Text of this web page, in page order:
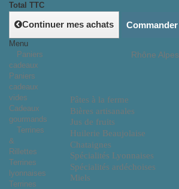
Total TTC
Continuer mes achats Commander
Rhône Alpes
Pâtes à la ferme
Bières artisanales
Jus de fruits
Huilerie Beaujolaise
Chataignes
Spécialités Lyonnaises
Spécialités ardéchoises
Miels
Menu
Paniers
cadeaux
Paniers
cadeaux
vides
Cadeaux
gourmands
Terrines
&
Rillettes
Terrines
lyonnaises
Terrines